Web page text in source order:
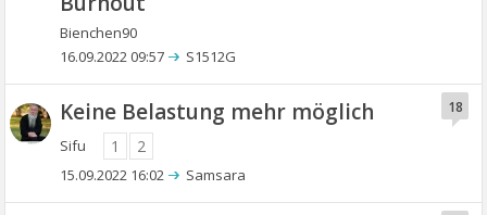
Bienchen90
16.09.2022 09:57
S1512G
Keine Belastung mehr möglich
Sifu 1 2
18
15.09.2022 16:02 Samsara